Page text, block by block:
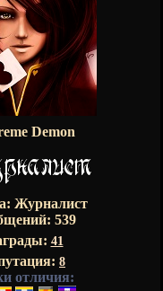
Demon
Журналист
539
41
8
отличия: